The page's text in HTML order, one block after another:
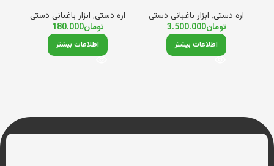
اره دستی, ابزار باغبانی دستی
تومان3.500.000
اطلاعات بیشتر
اره دستی, ابزار باغبانی دستی
تومان180.000
اطلاعات بیشتر